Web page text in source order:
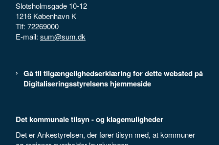
Slotsholmsgade 10-12
1216 København K
Tlf: 72269000
E-mail: sum@sum.dk
Gå til tilgængelighedserklæring for dette websted på
Digitaliseringsstyrelsens hjemmeside
Det kommunale tilsyn - og klagemuligheder
Det er Ankestyrelsen, der fører tilsyn med, at kommuner